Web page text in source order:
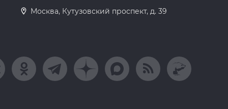
Москва, Кутузовский проспект, д. 39